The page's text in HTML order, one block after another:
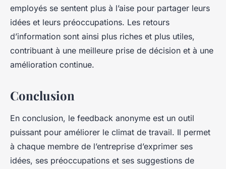
employés se sentent plus à l’aise pour partager leurs
idées et leurs préoccupations. Les retours
d’information sont ainsi plus riches et plus utiles,
contribuant à une meilleure prise de décision et à une
amélioration continue.
Conclusion
En conclusion, le feedback anonyme est un outil
puissant pour améliorer le climat de travail. Il permet
à chaque membre de l’entreprise d’exprimer ses
idées, ses préoccupations et ses suggestions de